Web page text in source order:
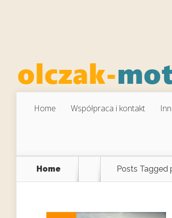
Home Współpraca i kontakt
Home Posts Tagged